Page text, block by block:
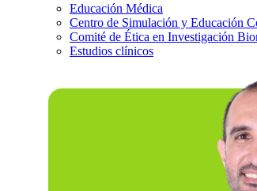
Educación Médica
Centro de Simulación y Educación
Comité de Ética en Investigación
Estudios clínicos